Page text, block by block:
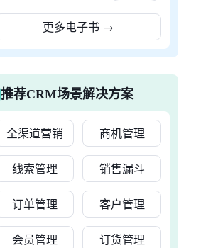
更多电子书 →
推荐CRM场景解决方案
全渠道营销 商机管理
线索管理 销售漏斗
订单管理 客户管理
会员管理 订货管理